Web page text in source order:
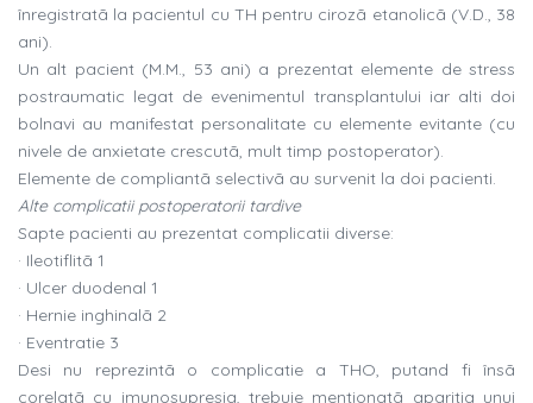
înregistratã la pacientul cu TH pentru cirozã etanolicã (V.D., 38
ani).
Un alt pacient (M.M., 53 ani) a prezentat elemente de stress
postraumatic legat de evenimentul transplantului iar alti doi
bolnavi au manifestat personalitate cu elemente evitante (cu
nivele de anxietate crescutã, mult timp postoperator).
Elemente de compliantã selectivã au survenit la doi pacienti.
Alte complicatii postoperatorii tardive
Sapte pacienti au prezentat complicatii diverse:
· Ileotiflitã 1
· Ulcer duodenal 1
· Hernie inghinalã 2
· Eventratie 3
Desi nu reprezintã o complicatie a THO, putand fi însã
corelatã cu imunosupresia, trebuie mentionatã aparitia unui